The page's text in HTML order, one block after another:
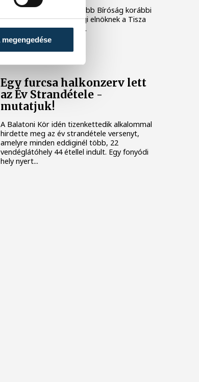
Baka Andrást, a Legfelsőbb Bíróság korábbi
elnökét jelöli köztársasági elnöknek a Tisza
párt parlamenti frakciója.
Egy furcsa halkonzerv lett
az Év Strandétele -
mutatjuk!
A Balatoni Kör idén tizenkettedik alkalommal
hirdette meg az év strandétele versenyt,
amelyre minden eddiginél több, 22
vendéglátóhely 44 étellel indult. Egy fonyódi
hely nyert...